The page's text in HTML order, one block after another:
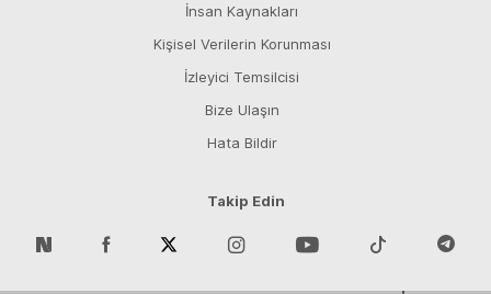
İnsan Kaynakları
Kişisel Verilerin Korunması
İzleyici Temsilcisi
Bize Ulaşın
Hata Bildir
Takip Edin